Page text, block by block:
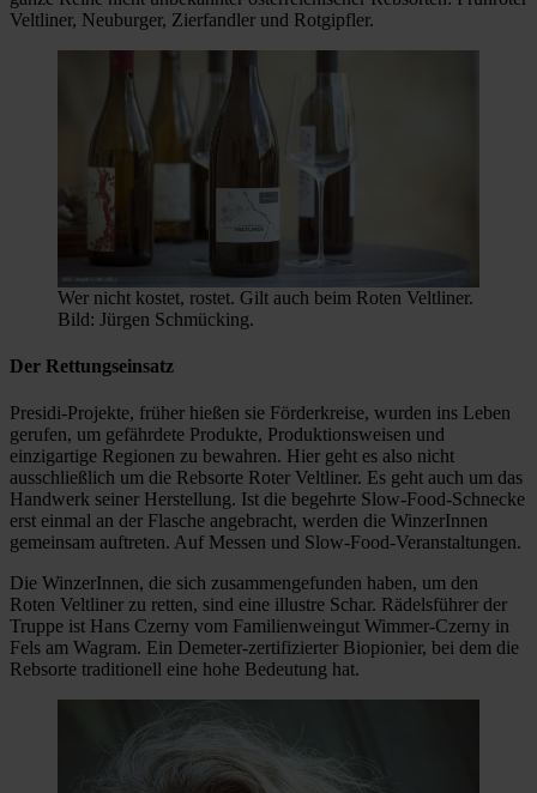
Veltliner, Neuburger, Zierfandler und Rotgipfler.
Wer nicht kostet, rostet. Gilt auch beim Roten Veltliner.
Bild: Jürgen Schmücking.
Der Rettungseinsatz
Presidi-Projekte, früher hießen sie Förderkreise, wurden ins Leben
gerufen, um gefährdete Produkte, Produktionsweisen und
einzigartige Regionen zu bewahren. Hier geht es also nicht
ausschließlich um die Rebsorte Roter Veltliner. Es geht auch um das
Handwerk seiner Herstellung. Ist die begehrte Slow-Food-Schnecke
erst einmal an der Flasche angebracht, werden die WinzerInnen
gemeinsam auftreten. Auf Messen und Slow-Food-Veranstaltungen.
Die WinzerInnen, die sich zusammengefunden haben, um den
Roten Veltliner zu retten, sind eine illustre Schar. Rädelsführer der
Truppe ist Hans Czerny vom Familienweingut Wimmer-Czerny in
Fels am Wagram. Ein Demeter-zertifizierter Biopionier, bei dem die
Rebsorte traditionell eine hohe Bedeutung hat.